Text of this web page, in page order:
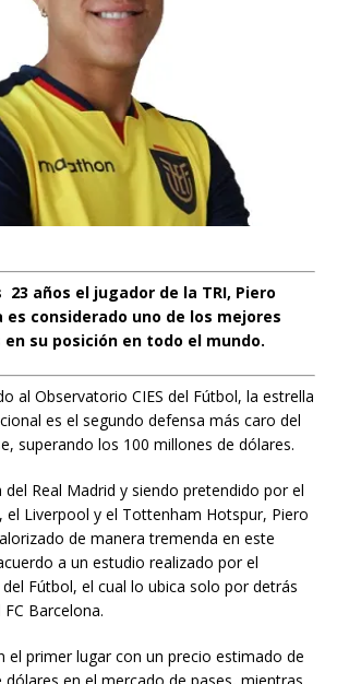
23 años el jugador de la TRI, Piero
es considerado uno de los mejores
su posición en todo el mundo.
al Observatorio CIES del Fútbol, la estrella
es el segundo defensa más caro del
superando los 100 millones de dólares.
del Real Madrid y siendo pretendido por el
el Liverpool y el Tottenham Hotspur, Piero
de manera tremenda en este
a un estudio realizado por el
Fútbol, el cual lo ubica solo por detrás
Barcelona.
el primer lugar con un precio estimado de